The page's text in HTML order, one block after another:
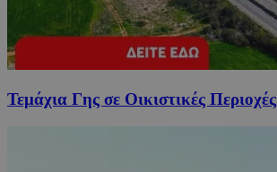
Τεμάχια Γης σε Οικιστικές Περιοχές